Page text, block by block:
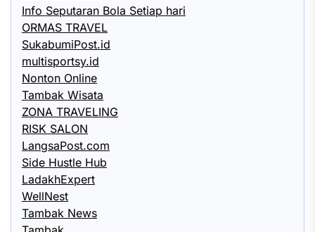
Info Seputaran Bola Setiap hari
ORMAS TRAVEL
SukabumiPost.id
multisportsy.id
Nonton Online
Tambak Wisata
ZONA TRAVELING
RISK SALON
LangsaPost.com
Side Hustle Hub
LadakhExpert
WellNest
Tambak News